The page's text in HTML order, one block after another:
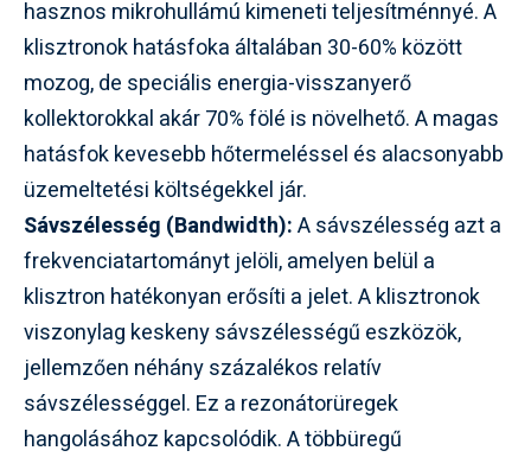
hasznos mikrohullámú kimeneti teljesítménnyé. A
klisztronok hatásfoka általában 30-60% között
mozog, de speciális energia-visszanyerő
kollektorokkal akár 70% fölé is növelhető. A magas
hatásfok kevesebb hőtermeléssel és alacsonyabb
üzemeltetési költségekkel jár.
Sávszélesség (Bandwidth):A sávszélesség azt a
frekvenciatartományt jelöli, amelyen belül a
klisztron hatékonyan erősíti a jelet. A klisztronok
viszonylag keskeny sávszélességű eszközök,
jellemzően néhány százalékos relatív
sávszélességgel. Ez a rezonátorüregek
hangolásához kapcsolódik. A többüregű